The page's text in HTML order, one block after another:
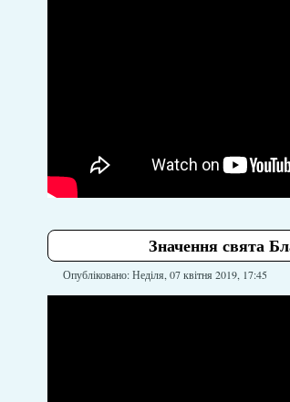
Значення свята
Опубліковано: Неділя, 07 квітня 2019, 17:45